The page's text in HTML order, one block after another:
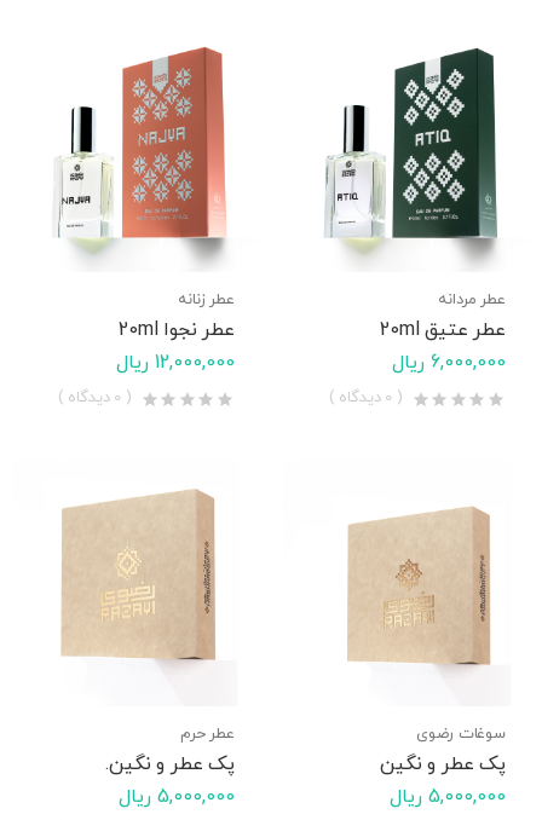
عطر مردانه
عطر عتیق 20ml
6,000,000 ریال
( 0 دیدگاه )
عطر زنانه
عطر نجوا 20ml
12,000,000 ریال
( 0 دیدگاه )
سوغات رضوی
پک عطر و نگین
5,000,000 ریال
عطر حرم
پک عطر و نگین.
5,000,000 ریال